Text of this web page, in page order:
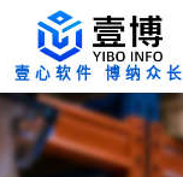
壹心软件 博纳众长